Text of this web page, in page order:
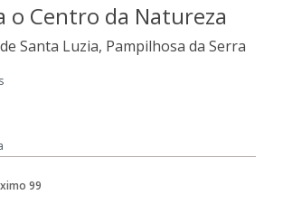
o Centro da Natureza
Santa Luzia, Pampilhosa da Serra
99